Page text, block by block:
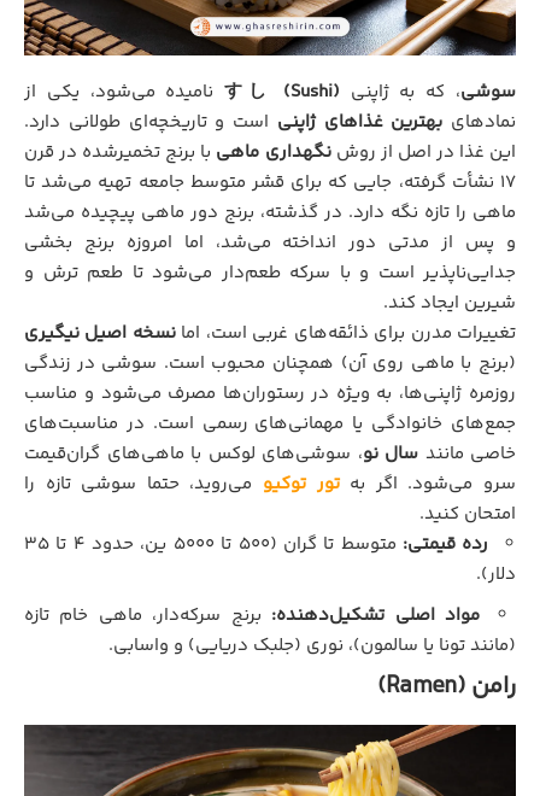
سوشی، که به ژاپنی すし (Sushi) نامیده می‌شود، یکی از
نمادهای بهترین غذاهای ژاپنی است و تاریخچه‌ای طولانی دارد.
این غذا در اصل از روشنگهداری ماهی با برنج تخمیرشده در قرن
۱۷ نشأت گرفته، جایی که برای قشر متوسط جامعه تهیه می‌شد تا
ماهی را تازه نگه دارد. در گذشته، برنج دور ماهی پیچیده می‌شد
و پس از مدتی دور انداخته می‌شد، اما امروزه برنج بخشی
جدایی‌ناپذیر است و با سرکه طعم‌دار می‌شود تا طعم ترش و
شیرین ایجاد کند.
تغییرات مدرن برای ذائقه‌های غربی است، امانسخه اصیل نیگیری
(برنج با ماهی روی آن) همچنان محبوب است. سوشی در زندگی
روزمره ژاپنی‌ها، به ویژه در رستوران‌ها مصرف می‌شود و مناسب
جمع‌های خانوادگی یا مهمانی‌های رسمی است. در مناسبت‌های
خاصی مانند سال نو، سوشی‌های لوکس با ماهی‌های گران‌قیمت
سرو می‌شود. اگر بهتور توکیو می‌روید، حتما سوشی تازه را
امتحان کنید.
رده قیمتی:
متوسط تا گران (۵۰۰ تا ۵۰۰۰ ین، حدود ۴ تا ۳۵
دلار).
مواد اصلی تشکیل‌دهنده: برنج سرکه‌دار، ماهی خام تازه
(مانند تونا یا سالمون)، نوری (جلبک دریایی) و واسابی.
رامن (Ramen)